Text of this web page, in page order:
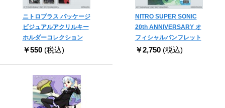
ニトロプラス パッケージ
ビジュアルアクリルキー
ホルダーコレクション
￥550 (税込)
NITRO SUPER SONIC
20th ANNIVERSARY オ
フィシャルパンフレット
￥2,750 (税込)